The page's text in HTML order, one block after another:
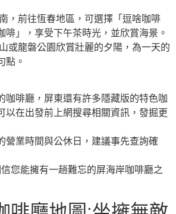
，前往恆春地區，可選擇「逗啥咖啡
啡」，享受下午茶時光，並欣賞海景。
或龍磐公園欣賞壯麗的夕陽，為一天的
點。
咖啡廳，屏東還有許多隱藏版的特色咖
以在出發前上網搜尋相關資訊，發掘更
營業時間與公休日，建議事先查詢確
您能擁有一趟難忘的屏海岸咖啡廳之